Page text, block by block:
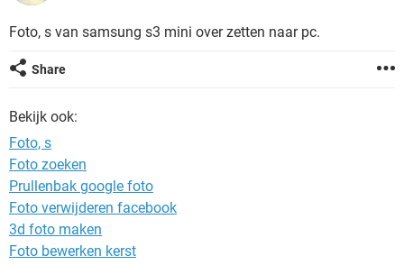
TIKTOK
INSTAGRAM
NETFLIX CORONAVIRUS
GRATIS
GRATIS
TIKTOK
Foto, s van samsung s3 mini over zetten naar pc.
Share
Bekijk ook:
Foto, s
Foto zoeken
Prullenbak google foto
Foto verwijderen facebook
3d foto maken
Foto bewerken kerst